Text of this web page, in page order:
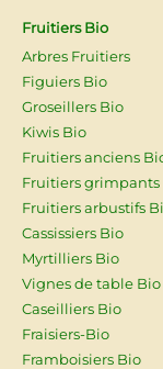
Fruitiers Bio
Arbres Fruitiers
Figuiers Bio
Groseillers Bio
Kiwis Bio
Fruitiers anciens
Fruitiers grimpants
Fruitiers arbustifs
Cassissiers Bio
Myrtilliers Bio
Vignes de table Bio
Caseilliers Bio
Fraisiers-Bio
Framboisiers Bio